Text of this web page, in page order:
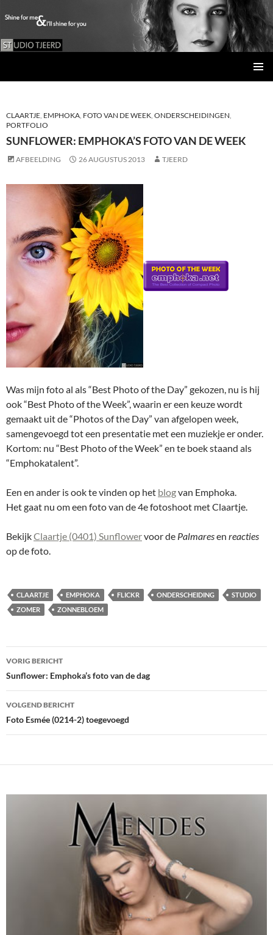
INHOUD
CLAARTJE, EMPHOKA, FOTO VAN DE WEEK, ONDERSCHEIDINGEN,
PORTFOLIO
SUNFLOWER: EMPHOKA’S FOTO VAN DE WEEK
AFBEELDING 26 AUGUSTUS 2013 TJEERD
Was mijn foto al als “Best Photo of the Day” gekozen, nu is hij
ook “Best Photo of the Week”, waarin er een keuze wordt
gemaakt uit de “Photos of the Day” van afgelopen week,
samengevoegd tot een presentatie met een muziekje er onder.
Kortom: nu “Best Photo of the Week” en te boek staand als
“Emphokatalent”.
Een en ander is ook te vinden op het blogvan Emphoka.
Het gaat nu om een foto van de 4e fotoshoot met Claartje.
BekijkClaartje (0401) Sunflowervoor de Palmaresen reacties
op de foto.
CLAARTJE EMPHOKA FLICKR ONDERSCHEIDING
STUDIO
ZOMER
ZONNEBLOEM
Bericht
navigatie
VORIG BERICHT
Sunflower: Emphoka’s foto van de dag
VOLGEND BERICHT
Foto Esmée (0214-2) toegevoegd